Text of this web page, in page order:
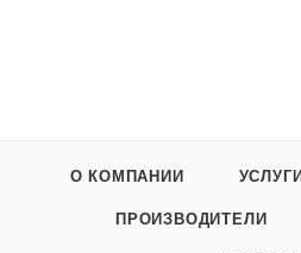
О КОМПАНИИ УСЛУГИ
ПРОИЗВОДИТЕЛИ